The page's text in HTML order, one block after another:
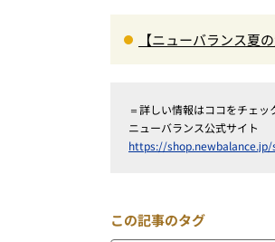
【ニューバランス夏
＝詳しい情報はココをチェッ
ニューバランス公式サイト
https://
この記事のタグ